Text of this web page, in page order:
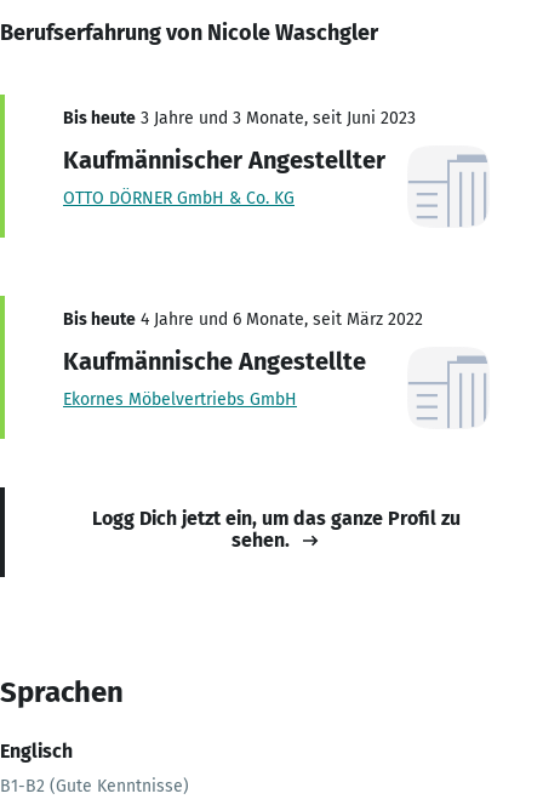
Berufserfahrung von Nicole Waschgler
Bis heute 3 Jahre und 3 Monate, seit Juni 2023
Kaufmännischer Angestellter
OTTO DÖRNER GmbH & Co. KG
Bis heute 4 Jahre und 6 Monate, seit März 2022
Kaufmännische Angestellte
Ekornes Möbelvertriebs GmbH
Logg Dich jetzt ein, um das ganze Profil zu
sehen.
Sprachen
Englisch
B1-B2 (Gute Kenntnisse)